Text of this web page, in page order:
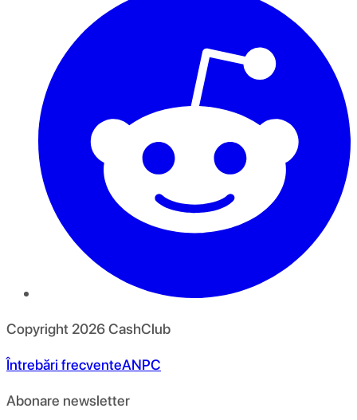
Copyright 2026CashClub
Întrebări frecventeANPC
Abonare newsletter